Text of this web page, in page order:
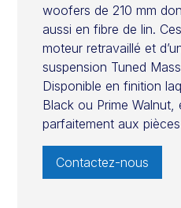
woofers de 210 mm
aussi en fibre de lin.
moteur retravaillé et
suspension Tuned
Disponible en finition
Black ou Prime Walnut,
parfaitement aux
Contactez-nous